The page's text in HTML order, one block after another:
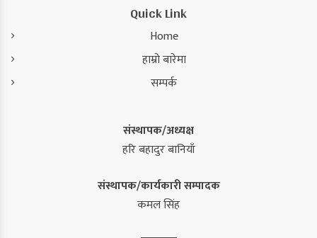
Quick Link
Home
हाम्रो बारेमा
सम्पर्क
संस्थापक/अध्यक्ष
हरि बहादुर बानियाँ
संस्थापक/कार्यकारी सम्पादक
कमल सिंह